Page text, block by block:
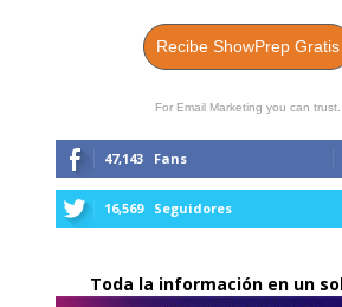
Recibe ShowPrep Gratis
For Email Marketing you can trust.
47,143 Fans
16,569 Seguidores
Toda la información en un